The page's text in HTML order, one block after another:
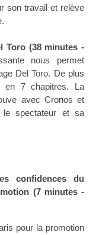
son travail et relève
Toro (38 minutes -
nous permet
Del Toro. De plus
en 7 chapitres. La
avec Cronos et
le spectateur et sa
confidences du
(7 minutes -
pour la promotion